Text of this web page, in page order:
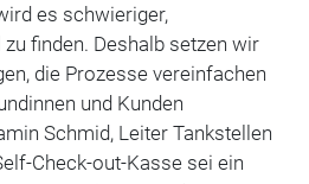
es schwieriger,
finden. Deshalb setzen wir
die Prozesse vereinfachen
und Kunden
Schmid, Leiter Tankstellen
Check-out-Kasse sei ein